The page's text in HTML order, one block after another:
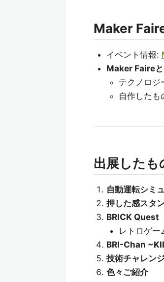
Maker
イベント情報:
Maker Faireと
テクノロジ
自作したも
出展したも
自動運転シミ
押した感スタ
BRICK Quest
レトロゲー
BRI-Chan
技術チャレン
色々ご紹介